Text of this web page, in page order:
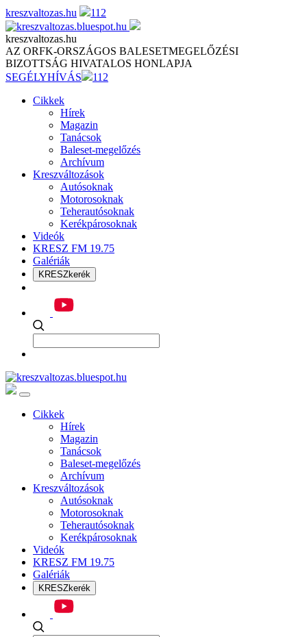
Skip
to
content
kreszvaltozas.hu 112
kreszvaltozas.hu
AZ ORFK-ORSZÁGOS BALESETMEGELŐZÉSI
BIZOTTSÁG HIVATALOS HONLAPJA
SEGÉLYHÍVÁS
112
Cikkek
Hírek
Magazin
Tanácsok
Baleset-megelőzés
Archívum
Kreszváltozások
Autósoknak
Motorosoknak
Teherautósoknak
Kerékpárosoknak
Videók
KRESZ FM 19.75
Galériák
KRESZkerék
Cikkek
Hírek
Magazin
Tanácsok
Baleset-megelőzés
Archívum
Kreszváltozások
Autósoknak
Motorosoknak
Teherautósoknak
Kerékpárosoknak
Videók
KRESZ FM 19.75
Galériák
KRESZkerék